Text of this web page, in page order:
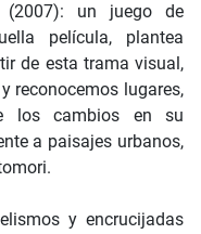
(2007): un juego de
película, plantea
de esta trama visual,
reconocemos lugares,
los cambios en su
a paisajes urbanos,
y encrucijadas